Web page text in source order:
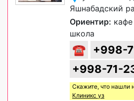
Яшнабадский
Ориентир:
школа
☎
+998-
+998-71-
Скажите, что нашли
Клиникс уз